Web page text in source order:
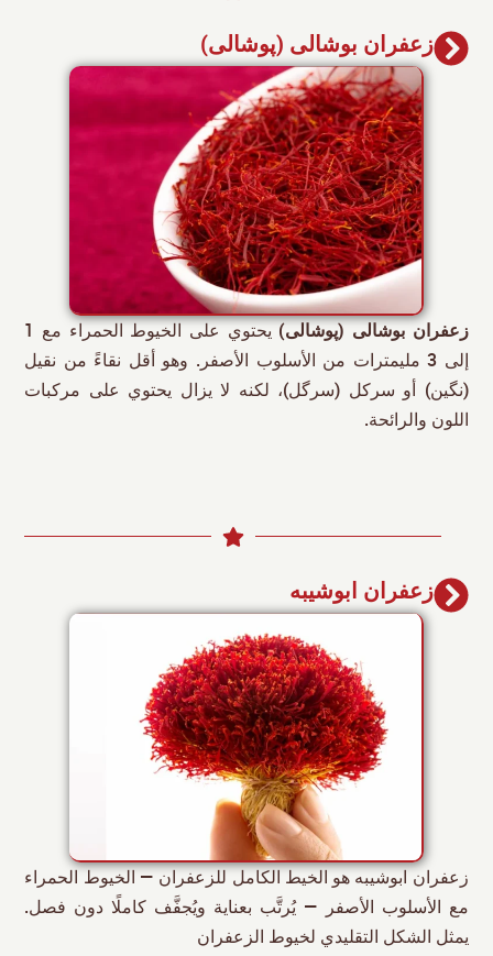
زعفران بوشالی (پوشالی)
زعفران بوشالی (پوشالی)
يحتوي على الخيوط الحمراء مع 1
إلى 3 مليمترات من الأسلوب الأصفر. وهو أقل نقاءً من نقیل
(نگین) أو سرکل (سرگل)، لكنه لا يزال يحتوي على مركبات
اللون والرائحة.
زعفران ابوشیبه
زعفران ابوشیبه هو الخيط الكامل للزعفران — الخيوط الحمراء
مع الأسلوب الأصفر — يُرتَّب بعناية ويُجفَّف كاملًا دون فصل.
يمثل الشكل التقليدي لخيوط الزعفران